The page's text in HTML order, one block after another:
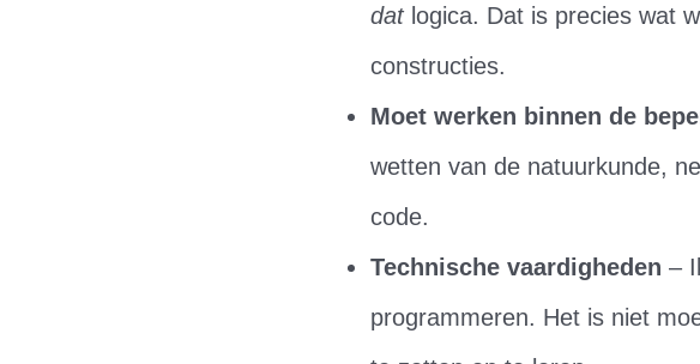
datlogica. Dat is precies wat
constructies.
Moet werken binnen de
wetten van de natuurkunde,
code.
Technische vaardigheden –
programmeren. Het is niet